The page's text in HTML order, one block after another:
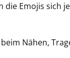
Emojis sich
Nähen,